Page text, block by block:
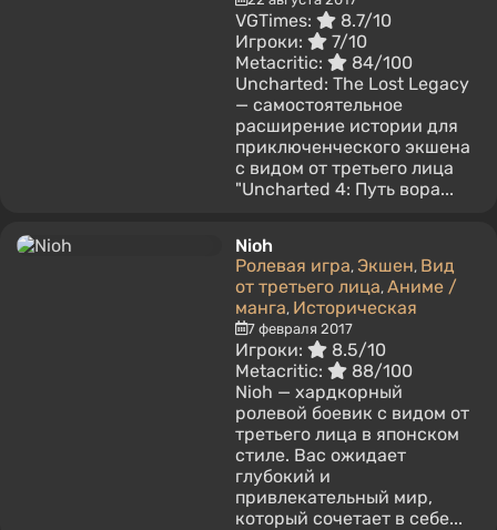
VGTimes:
8.7/10
Игроки:
7/10
Metacritic:
84/100
Uncharted: The Lost Legacy
— самостоятельное
расширение истории для
приключенческого экшена
с видом от третьего лица
"Uncharted 4: Путь вора...
Nioh
Ролевая игра, Экшен, Вид
от третьего лица, Аниме /
манга, Историческая
7 февраля 2017
Игроки:
8.5/10
Metacritic:
88/100
Nioh — хардкорный
ролевой боевик с видом от
третьего лица в японском
стиле. Вас ожидает
глубокий и
привлекательный мир,
который сочетает в себе...